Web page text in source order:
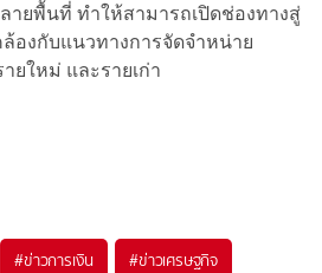
ยพื้นที่ ทำให้สามารถเปิดช่องทางสู่
องกับแนวทางการจัดจำหน่าย
ใหม่ และรายเก่า
#ข่าวการเงิน #ข่าวเศรษฐกิจ